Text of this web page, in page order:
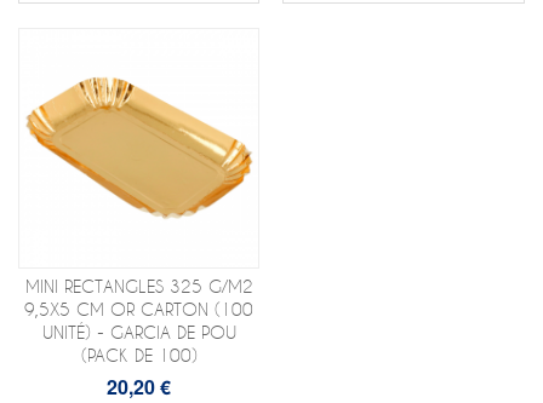
MINI RECTANGLES 325 G/M2
9,5X5 CM OR CARTON (100
UNITÉ) - GARCIA DE POU
(PACK DE 100)
20,20 €